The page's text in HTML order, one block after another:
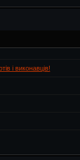
і виконавців!